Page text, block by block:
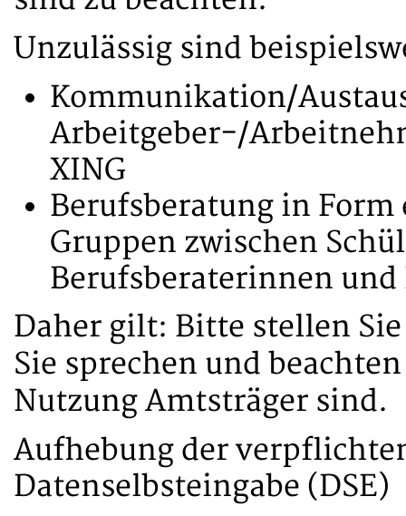
Unzulässig sind
Kommunikation/
Arbeitgeber-/
XING
Berufsberatung in
Gruppen zwischen
Berufsberaterinnen
Daher gilt: Bitte stellen
Sie sprechen und
Nutzung Amtsträger sind.
Aufhebung der
Datenselbsteingabe (DSE)